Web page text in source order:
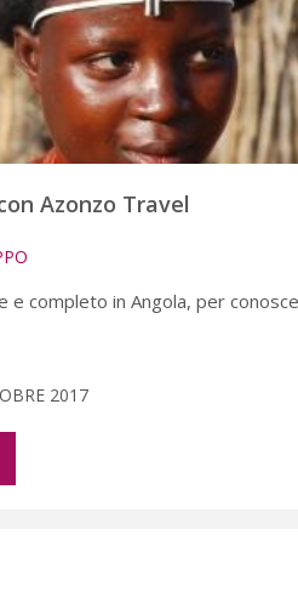
Azonzo Travel
e completo in Angola, per
2017